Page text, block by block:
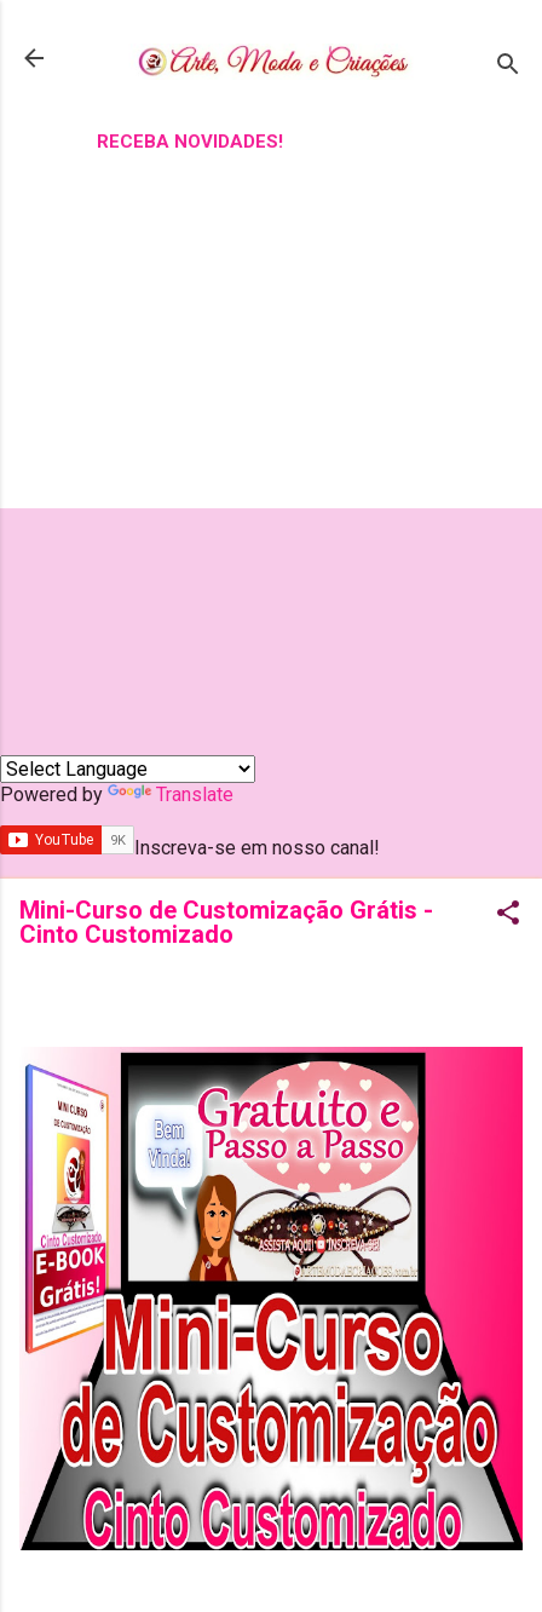
RECEBA NOVIDADES!
Powered by Translate
Inscreva-se em nosso canal!
Mini-Curso de Customização Grátis -
Cinto Customizado